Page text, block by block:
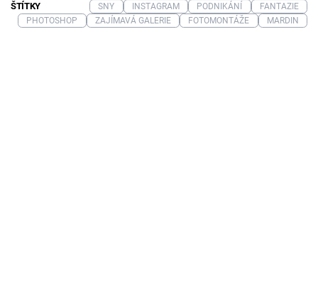
ŠTÍTKY SNY INSTAGRAM PODNIKÁNÍ
FANTAZIE
PHOTOSHOP
ZAJÍMAVÁ GALERIE FOTOMONTÁŽE MARDIN